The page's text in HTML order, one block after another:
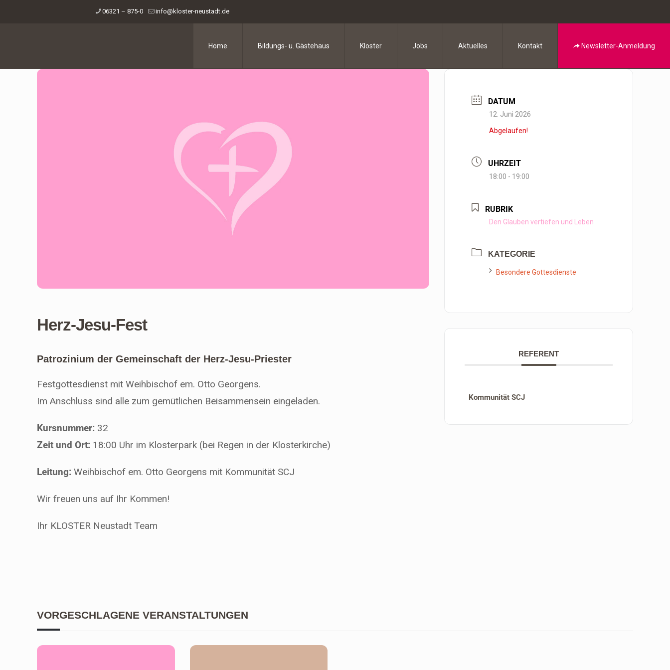
06321 – 875-0 info@kloster-neustadt.de
Home Bildungs- u. Gästehaus Kloster Jobs Aktuelles Kontakt Newsletter-Anmeldung
Herz-Jesu-Fest
Patrozinium der Gemeinschaft der Herz-Jesu-Priester
Festgottesdienst mit Weihbischof em. Otto Georgens.
Im Anschluss sind alle zum gemütlichen Beisammensein eingeladen.
Kursnummer: 32
Zeit und Ort: 18:00 Uhr im Klosterpark (bei Regen in der Klosterkirche)
Leitung: Weihbischof em. Otto Georgens mit Kommunität SCJ
Wir freuen uns auf Ihr Kommen!
Ihr KLOSTER Neustadt Team
DATUM
12. Juni 2026
Abgelaufen!
UHRZEIT
18:00 - 19:00
RUBRIK
Den Glauben vertiefen und Leben
KATEGORIE
Besondere Gottesdienste
REFERENT
Kommunität SCJ
VORGESCHLAGENE VERANSTALTUNGEN